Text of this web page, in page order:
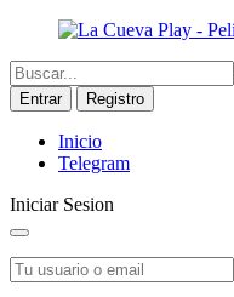
Entrar Registro
Inicio
Telegram
Iniciar Sesion